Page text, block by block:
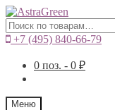
Искать:
+7 (495) 840-66-79
0 поз. - 0 ₽
Меню